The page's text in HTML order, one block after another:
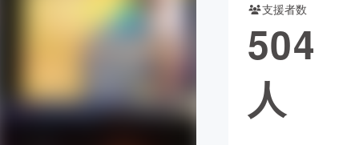
CAMPFIREふるさと納税
コミュニティ
支援者数
504
人